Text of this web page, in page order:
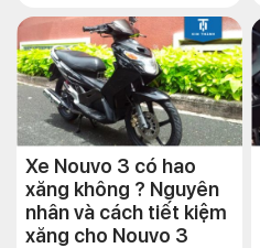
Xe Nouvo 3 có hao
xăng không ? Nguyên
nhân và cách tiết kiệm
xăng cho Nouvo 3